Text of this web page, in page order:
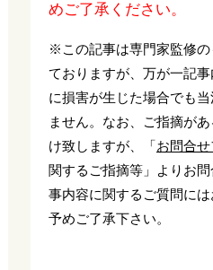
めご了承ください。
※この記事は専門家監修の
ておりますが、万が一記
に損害が生じた場合でも
ません。なお、ご指摘が
け致しますが、「お問合
関するご指摘等」よりお
事内容に関するご質問に
予めご了承下さい。